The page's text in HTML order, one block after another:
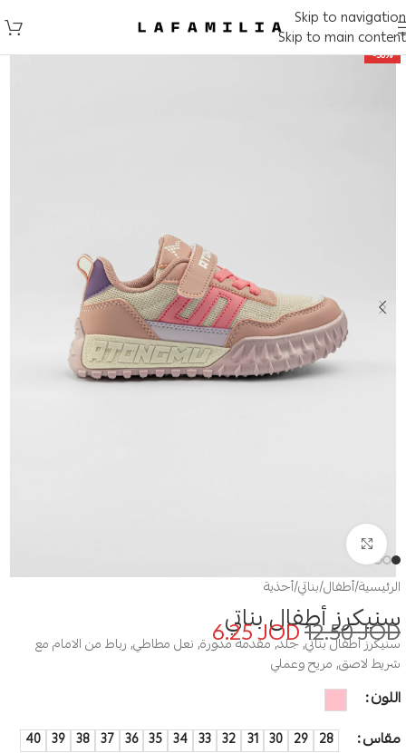
Skip to navigation
Skip to main content
-50%
Click to enlarge
الرئيسية/أطفال/بناتي/أحذية
سنيكرز أطفال بناتي
12.50JOD
6.25JOD
سنيكرز أطفال بناتي, جلد, مقدمة مدورة, نعل مطاطي, رباط من الامام مع
شريط لاصق, مريح وعملي
اللون
مقاس
28
29
30
31
32
33
34
35
36
37
38
39
40